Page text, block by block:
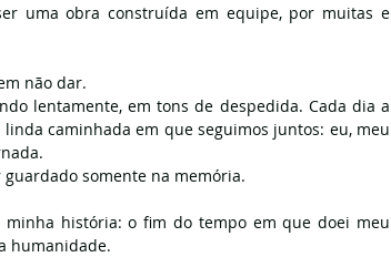
uma obra construída em equipe, por muitas e
não dar.
lentamente, em tons de despedida. Cada dia a
caminhada em que seguimos juntos: eu, meu
somente na memória.
história: o fim do tempo em que doei meu
humanidade.